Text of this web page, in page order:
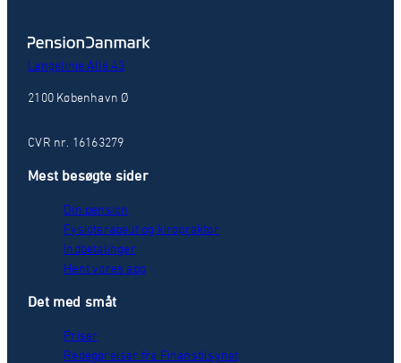
Langelinie Allé 43
2100 København Ø
CVR nr. 16163279
Mest besøgte sider
Din pension
Fysioterapeut og kiropraktor
Indbetalinger
Hent vores app
Det med småt
Priser
Redegørelser fra Finanstilsynet